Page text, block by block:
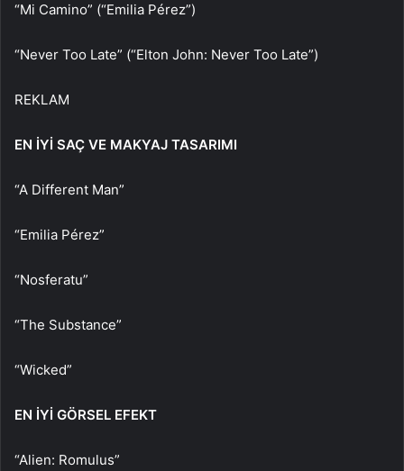
“Mi Camino” (“Emilia Pérez”)
“Never Too Late” (“Elton John: Never Too Late”)
REKLAM
EN İYİ SAÇ VE MAKYAJ TASARIMI
“A Different Man”
“Emilia Pérez”
“Nosferatu”
“The Substance”
“Wicked”
EN İYİ GÖRSEL EFEKT
“Alien: Romulus”